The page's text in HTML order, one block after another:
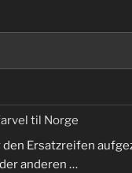
til Norge
Ersatzreifen
anderen …